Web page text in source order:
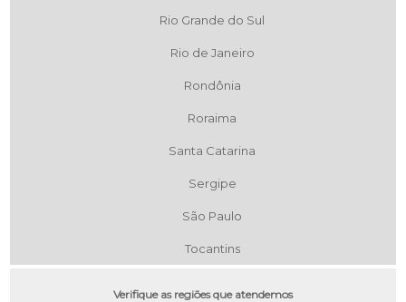
Rio Grande do Sul
Rio de Janeiro
Rondônia
Roraima
Santa Catarina
Sergipe
São Paulo
Tocantins
Verifique as regiões que atendemos